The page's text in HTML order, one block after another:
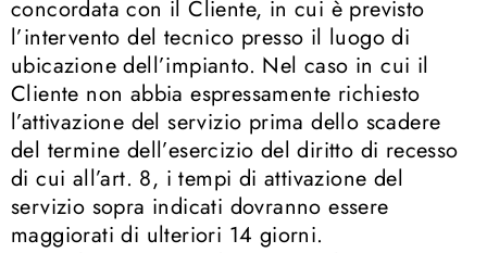
concordata con il Cliente, in cui è previsto
l’intervento del tecnico presso il luogo di
ubicazione dell’impianto. Nel caso in cui il
Cliente non abbia espressamente richiesto
l’attivazione del servizio prima dello scadere
del termine dell’esercizio del diritto di recesso
di cui all’art. 8, i tempi di attivazione del
servizio sopra indicati dovranno essere
maggiorati di ulteriori 14 giorni.